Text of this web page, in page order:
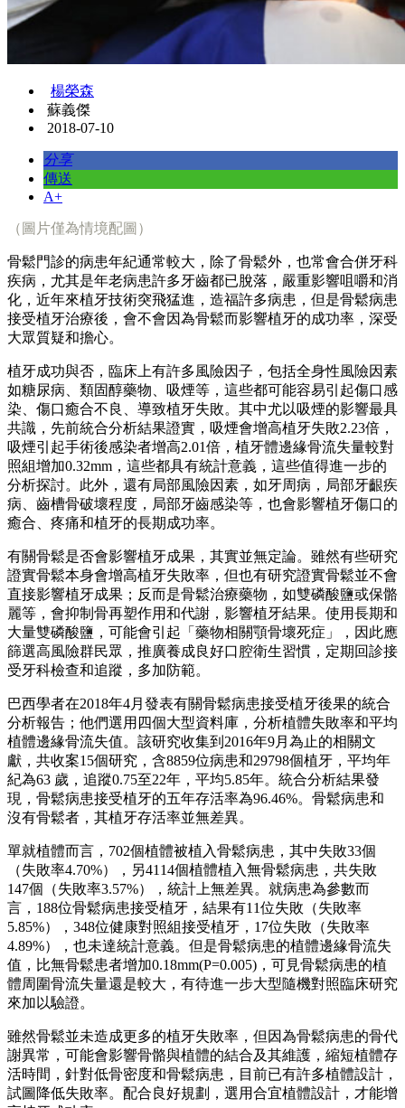
楊榮森
蘇義傑
2018-07-10
分享
傳送
A+
（圖片僅為情境配圖）
骨鬆門診的病患年紀通常較大，除了骨鬆外，也常會合併牙科
疾病，尤其是年老病患許多牙齒都已脫落，嚴重影響咀嚼和消
化，近年來植牙技術突飛猛進，造福許多病患，但是骨鬆病患
接受植牙治療後，會不會因為骨鬆而影響植牙的成功率，深受
大眾質疑和擔心。
植牙成功與否，臨床上有許多風險因子，包括全身性風險因素
如糖尿病、類固醇藥物、吸煙等，這些都可能容易引起傷口感
染、傷口癒合不良、導致植牙失敗。其中尤以吸煙的影響最具
共識，先前統合分析結果證實，吸煙會增高植牙失敗2.23倍，
吸煙引起手術後感染者增高2.01倍，植牙體邊緣骨流失量較對
照組增加0.32mm，這些都具有統計意義，這些值得進一步的
分析探討。此外，還有局部風險因素，如牙周病，局部牙齦疾
病、齒槽骨破壞程度，局部牙齒感染等，也會影響植牙傷口的
癒合、疼痛和植牙的長期成功率。
有關骨鬆是否會影響植牙成果，其實並無定論。雖然有些研究
證實骨鬆本身會增高植牙失敗率，但也有研究證實骨鬆並不會
直接影響植牙成果；反而是骨鬆治療藥物，如雙磷酸鹽或保骼
麗等，會抑制骨再塑作用和代謝，影響植牙結果。使用長期和
大量雙磷酸鹽，可能會引起「藥物相關顎骨壞死症」，因此應
篩選高風險群民眾，推廣養成良好口腔衛生習慣，定期回診接
受牙科檢查和追蹤，多加防範。
巴西學者在2018年4月發表有關骨鬆病患接受植牙後果的統合
分析報告；他們選用四個大型資料庫，分析植體失敗率和平均
植體邊緣骨流失值。該研究收集到2016年9月為止的相關文
獻，共收案15個研究，含8859位病患和29798個植牙，平均年
紀為63 歲，追蹤0.75至22年，平均5.85年。統合分析結果發
現，骨鬆病患接受植牙的五年存活率為96.46%。骨鬆病患和
沒有骨鬆者，其植牙存活率並無差異。
單就植體而言，702個植體被植入骨鬆病患，其中失敗33個
（失敗率4.70%），另4114個植體植入無骨鬆病患，共失敗
147個（失敗率3.57%），統計上無差異。就病患為參數而
言，188位骨鬆病患接受植牙，結果有11位失敗（失敗率
5.85%），348位健康對照組接受植牙，17位失敗（失敗率
4.89%），也未達統計意義。但是骨鬆病患的植體邊緣骨流失
值，比無骨鬆患者增加0.18mm(P=0.005)，可見骨鬆病患的植
體周圍骨流失量還是較大，有待進一步大型隨機對照臨床研究
來加以驗證。
雖然骨鬆並未造成更多的植牙失敗率，但因為骨鬆病患的骨代
謝異常，可能會影響骨骼與植體的結合及其維護，縮短植體存
活時間，針對低骨密度和骨鬆病患，目前已有許多植體設計，
試圖降低失敗率。配合良好規劃，選用合宜植體設計，才能增